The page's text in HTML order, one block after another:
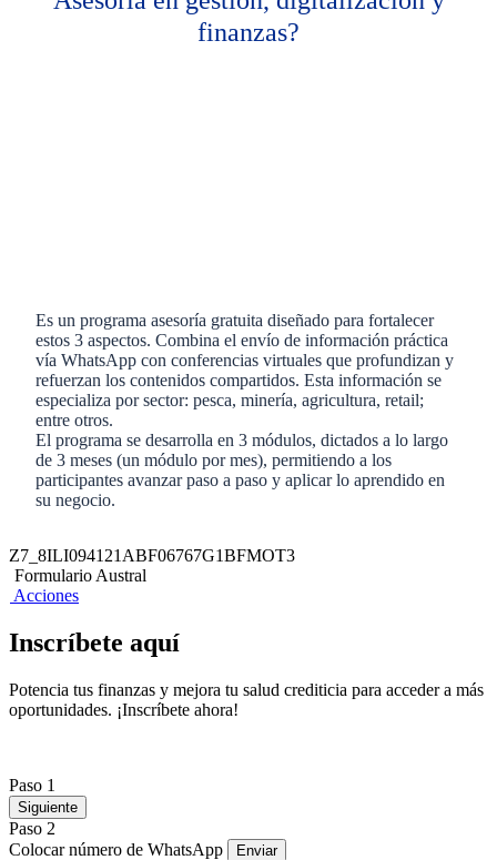
Es un programa asesoría gratuita diseñado para fortalecer
estos 3 aspectos. Combina el envío de información práctica
vía WhatsApp con conferencias virtuales que profundizan y
refuerzan los contenidos compartidos. Esta información se
especializa por sector: pesca, minería, agricultura, retail;
entre otros.​
El programa se desarrolla en 3 módulos, dictados a lo largo
de 3 meses (un módulo por mes), permitiendo a los
participantes avanzar paso a paso y aplicar lo aprendido en
su negocio.
finanzas?
Z7_8ILI094121ABF06767G1BFMOT3
Formulario Austral
Acciones
Inscríbete aquí
Potencia tus finanzas y mejora tu salud crediticia para acceder a más
oportunidades. ¡Inscríbete ahora!
Paso 1
Siguiente
Paso 2
Colocar número de WhatsApp
Enviar